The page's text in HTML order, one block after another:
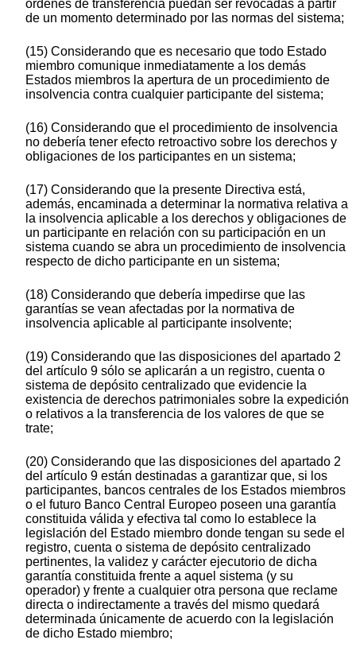
órdenes de transferencia puedan ser revocadas a partir
de un momento determinado por las normas del sistema;
(15) Considerando que es necesario que todo Estado
miembro comunique inmediatamente a los demás
Estados miembros la apertura de un procedimiento de
insolvencia contra cualquier participante del sistema;
(16) Considerando que el procedimiento de insolvencia
no debería tener efecto retroactivo sobre los derechos y
obligaciones de los participantes en un sistema;
(17) Considerando que la presente Directiva está,
además, encaminada a determinar la normativa relativa a
la insolvencia aplicable a los derechos y obligaciones de
un participante en relación con su participación en un
sistema cuando se abra un procedimiento de insolvencia
respecto de dicho participante en un sistema;
(18) Considerando que debería impedirse que las
garantías se vean afectadas por la normativa de
insolvencia aplicable al participante insolvente;
(19) Considerando que las disposiciones del apartado 2
del artículo 9 sólo se aplicarán a un registro, cuenta o
sistema de depósito centralizado que evidencie la
existencia de derechos patrimoniales sobre la expedición
o relativos a la transferencia de los valores de que se
trate;
(20) Considerando que las disposiciones del apartado 2
del artículo 9 están destinadas a garantizar que, si los
participantes, bancos centrales de los Estados miembros
o el futuro Banco Central Europeo poseen una garantía
constituida válida y efectiva tal como lo establece la
legislación del Estado miembro donde tengan su sede el
registro, cuenta o sistema de depósito centralizado
pertinentes, la validez y carácter ejecutorio de dicha
garantía constituida frente a aquel sistema (y su
operador) y frente a cualquier otra persona que reclame
directa o indirectamente a través del mismo quedará
determinada únicamente de acuerdo con la legislación
de dicho Estado miembro;